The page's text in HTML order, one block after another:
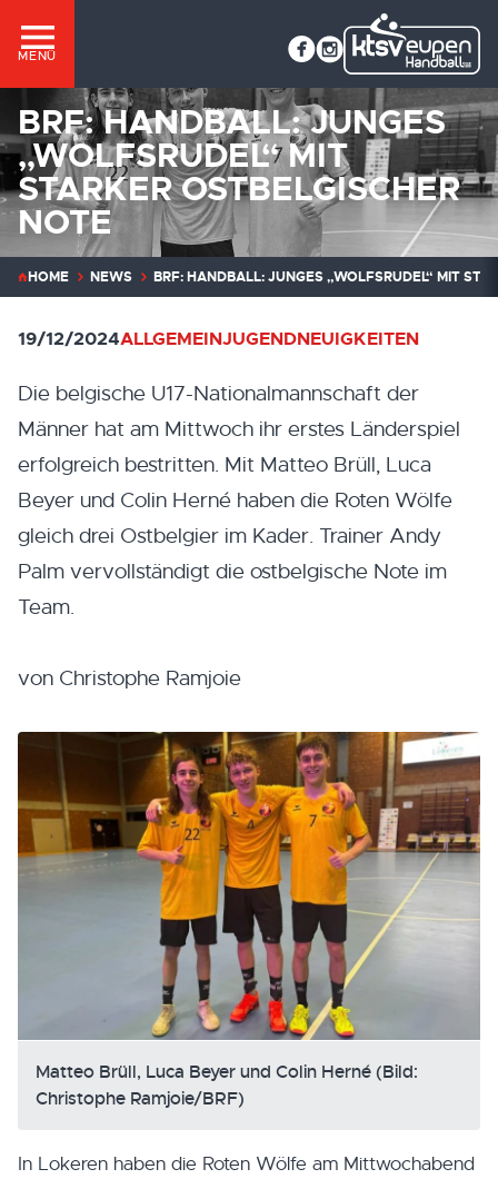
MENÜ
BRF: HANDBALL: JUNGES
„WOLFSRUDEL“ MIT
STARKER OSTBELGISCHER
NOTE
HOME NEWS BRF: HANDBALL: JUNGES „WOLFSRUDEL“ MIT
19/12/2024ALLGEMEINJUGENDNEUIGKEITEN
Die belgische U17-Nationalmannschaft der
Männer hat am Mittwoch ihr erstes Länderspiel
erfolgreich bestritten. Mit Matteo Brüll, Luca
Beyer und Colin Herné haben die Roten Wölfe
gleich drei Ostbelgier im Kader. Trainer Andy
Palm vervollständigt die ostbelgische Note im
Team.
von Christophe Ramjoie
Matteo Brüll, Luca Beyer und Colin Herné (Bild:
Christophe Ramjoie/BRF)
In Lokeren haben die Roten Wölfe am Mittwochabend